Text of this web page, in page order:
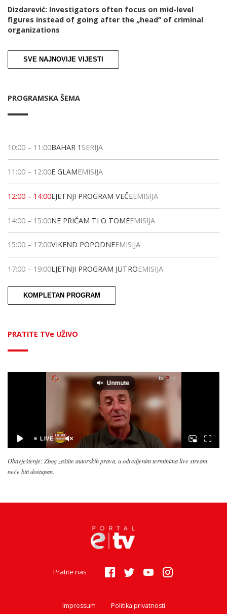
Dizdarević: Investigators often focus on mid-level
figures instead of going after the „head“ of criminal
organizations
SVE NAJNOVIJE VIJESTI
PROGRAMSKA ŠEMA
10:00 – 11:00BAHAR 1 SERIJA
11:00 – 12:00E GLAMEMISIJA
12:00 – 14:00LJETNJI PROGRAM VEČEEMISIJA
14:00 – 15:00NE PRIČAM TI O TOMEEMISIJA
15:00 – 17:00VIKEND POPODNEEMISIJA
17:00 – 19:00LJETNJI PROGRAM JUTROEMISIJA
KOMPLETAN PROGRAM
PRATITE TVe UŽIVO
Obavještenje: Zbog zaštite autorskih prava, u odredjenim terminima live stream
neće biti dostupan.
Pratite nas
Impressum Politika privatnosti